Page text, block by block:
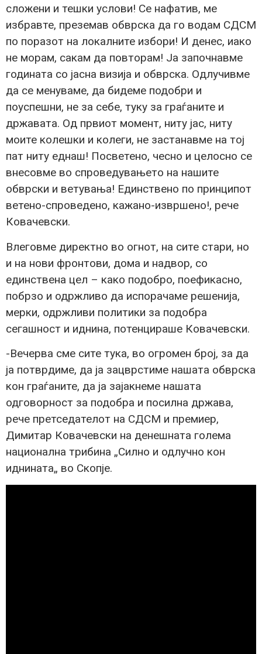
сложени и тешки услови! Се нафатив, ме
избравте, преземав обврска да го водам СДСМ
по поразот на локалните избори! И денес, иако
не морам, сакам да повторам! Ја започнавме
годината со јасна визија и обврска. Одлучивме
да се менуваме, да бидеме подобри и
поуспешни, не за себе, туку за граѓаните и
државата. Од првиот момент, ниту јас, ниту
моите колешки и колеги, не застанавме на тој
пат ниту еднаш! Посветено, чесно и целосно се
внесовме во спроведувањето на нашите
обврски и ветувања! Единствено по принципот
ветено-спроведено, кажано-извршено!, рече
Ковачевски.
Влеговме директно во огнот, на сите стари, но
и на нови фронтови, дома и надвор, со
единствена цел – како подобро, поефикасно,
побрзо и одржливо да испорачаме решенија,
мерки, одржливи политики за подобра
сегашност и иднина, потенцираше Ковачевски.
-Вечерва сме сите тука, во огромен број, за да
ја потврдиме, да ја зацврстиме нашата обврска
кон граѓаните, да ја зајакнеме нашата
одговорност за подобра и посилна држава,
рече претседателот на СДСМ и премиер,
Димитар Ковачевски на денешната голема
национална трибина „Силно и одлучно кон
иднината„ во Скопје.